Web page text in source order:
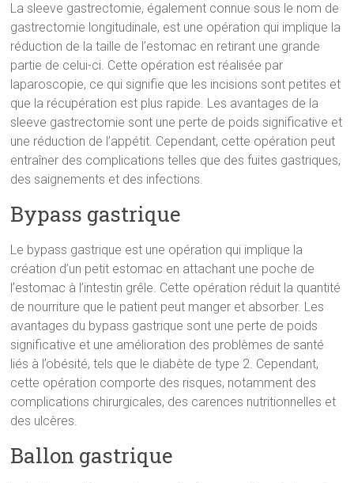
La sleeve gastrectomie, également connue sous le nom de
gastrectomie longitudinale, est une opération qui implique la
réduction de la taille de l’estomac en retirant une grande
partie de celui-ci. Cette opération est réalisée par
laparoscopie, ce qui signifie que les incisions sont petites et
que la récupération est plus rapide. Les avantages de la
sleeve gastrectomie sont une perte de poids significative et
une réduction de l’appétit. Cependant, cette opération peut
entraîner des complications telles que des fuites gastriques,
des saignements et des infections.
Bypass gastrique
Le bypass gastrique est une opération qui implique la
création d’un petit estomac en attachant une poche de
l’estomac à l’intestin grêle. Cette opération réduit la quantité
de nourriture que le patient peut manger et absorber. Les
avantages du bypass gastrique sont une perte de poids
significative et une amélioration des problèmes de santé
liés à l’obésité, tels que le diabète de type 2. Cependant,
cette opération comporte des risques, notamment des
complications chirurgicales, des carences nutritionnelles et
des ulcères.
Ballon gastrique